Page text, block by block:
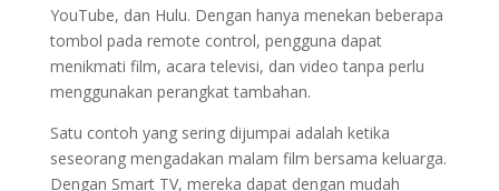
YouTube, dan Hulu. Dengan hanya menekan beberapa
tombol pada remote control, pengguna dapat
menikmati film, acara televisi, dan video tanpa perlu
menggunakan perangkat tambahan.
Satu contoh yang sering dijumpai adalah ketika
seseorang mengadakan malam film bersama keluarga.
Dengan Smart TV, mereka dapat dengan mudah